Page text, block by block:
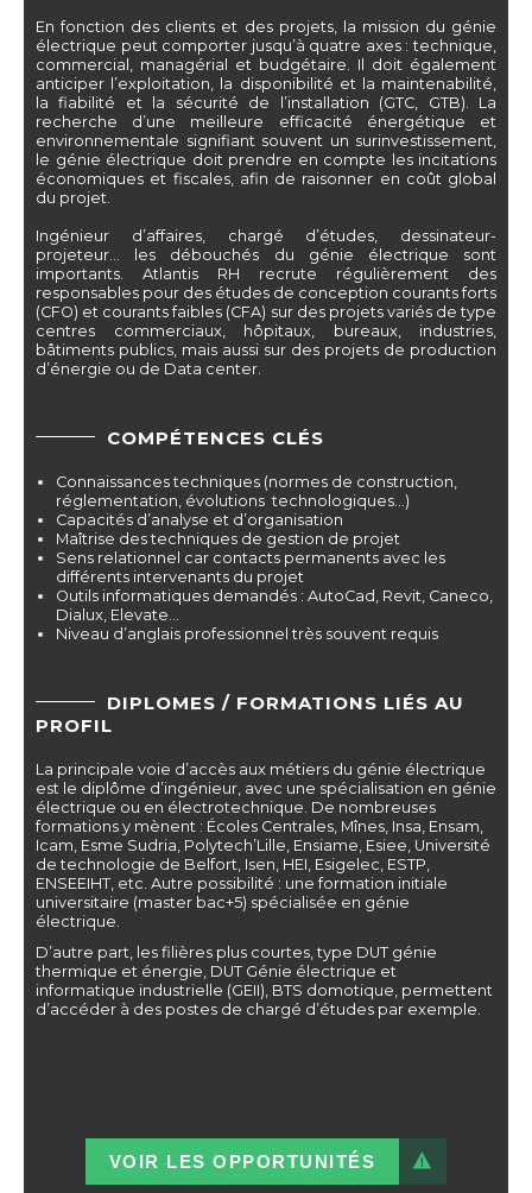
En fonction des clients et des projets, la mission du génie
électrique peut comporter jusqu’à quatre axes : technique,
commercial, managérial et budgétaire. Il doit également
anticiper l’exploitation, la disponibilité et la maintenabilité,
la fiabilité et la sécurité de l’installation (GTC, GTB). La
recherche d’une meilleure efficacité énergétique et
environnementale signifiant souvent un surinvestissement,
le génie électrique doit prendre en compte les incitations
économiques et fiscales, afin de raisonner en coût global
du projet.
Ingénieur d’affaires, chargé d’études, dessinateur-
projeteur… les débouchés du génie électrique sont
importants. Atlantis RH recrute régulièrement des
responsables pour des études de conception courants forts
(CFO) et courants faibles (CFA) sur des projets variés de type
centres commerciaux, hôpitaux, bureaux, industries,
bâtiments publics, mais aussi sur des projets de production
d’énergie ou de Data center.
COMPÉTENCES CLÉS
Connaissances techniques (normes de construction,
réglementation, évolutions technologiques…)
Capacités d’analyse et d’organisation
Maîtrise des techniques de gestion de projet
Sens relationnel car contacts permanents avec les
différents intervenants du projet
Outils informatiques demandés : AutoCad, Revit, Caneco,
Dialux, Elevate…
Niveau d’anglais professionnel très souvent requis
DIPLOMES / FORMATIONS LIÉS AU
PROFIL
La principale voie d’accès aux métiers du génie électrique
est le diplôme d’ingénieur, avec une spécialisation en génie
électrique ou en électrotechnique. De nombreuses
formations y mènent : Écoles Centrales, Mînes, Insa, Ensam,
Icam, Esme Sudria, Polytech’Lille, Ensiame, Esiee, Université
de technologie de Belfort, Isen, HEI, Esigelec, ESTP,
ENSEEIHT, etc. Autre possibilité : une formation initiale
universitaire (master bac+5) spécialisée en génie
électrique.
D’autre part, les filières plus courtes, type DUT génie
thermique et énergie, DUT Génie électrique et
informatique industrielle (GEII), BTS domotique, permettent
d’accéder à des postes de chargé d’études par exemple.
VOIR LES OPPORTUNITÉS